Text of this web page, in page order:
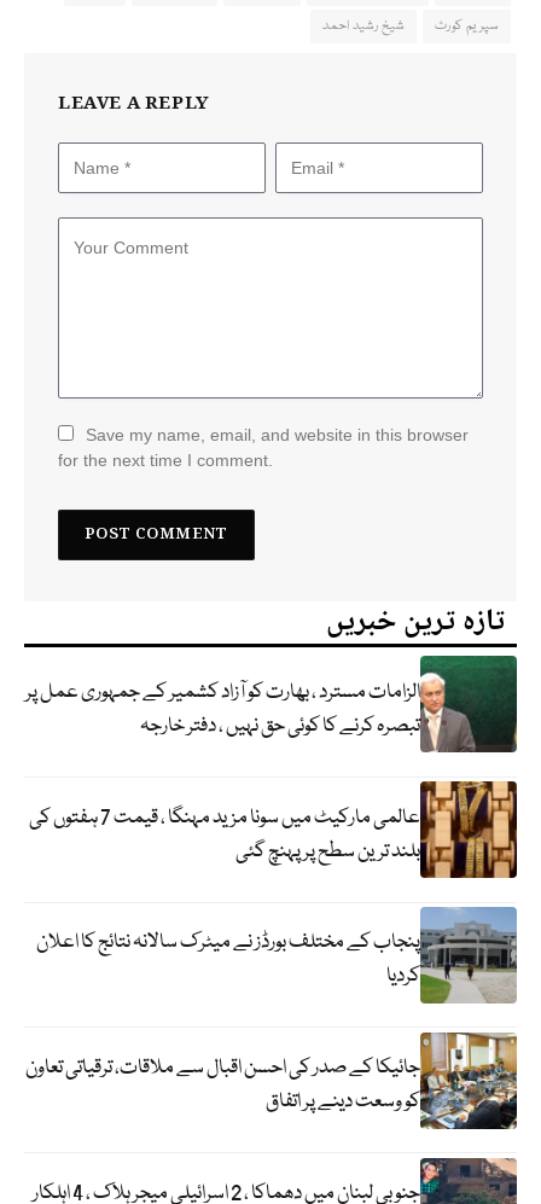
سپریم کورٹ شیخ رشید احمد
LEAVE A REPLY
Save my name, email, and website in this browser
for the next time I comment.
تازہ ترین خبریں
الزامات مسترد ، بھارت کو آزاد کشمیر کے جمہوری عمل پر
تبصرہ کرنے کا کوئی حق نہیں ، دفتر خارجہ
عالمی مارکیٹ میں سونا مزید مہنگا ، قیمت 7 ہفتوں کی
بلند ترین سطح پر پہنچ گئی
پنجاب کے مختلف بورڈز نے میٹرک سالانہ نتائج کا اعلان
کردیا
جائیکا کے صدر کی احسن اقبال سے ملاقات، ترقیاتی تعاون
کو وسعت دینے پر اتفاق
جنوبی لبنان میں دھماکا ، 2 اسرائیلی میجر ہلاک ، 4 اہلکار